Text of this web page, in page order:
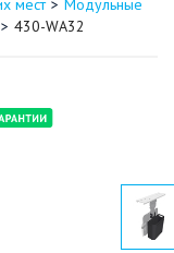
мест
Модульные
430-WA32